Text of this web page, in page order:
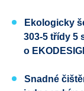
Ekologicky
303-5 třídy 5
o
Snadné